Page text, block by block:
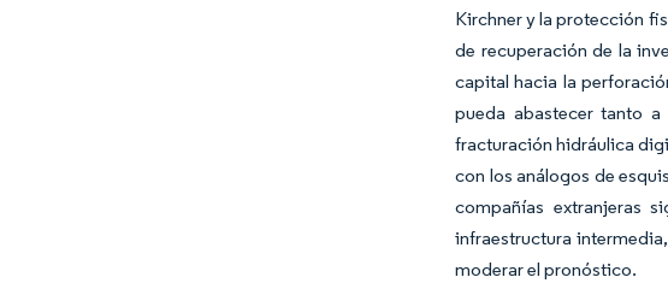
Kirchner y la protección
de recuperación de la
capital hacia la
pueda abastecer tanto
fracturación hidráulica
con los análogos de
compañías extranjeras
infraestructura
moderar el pronóstico.